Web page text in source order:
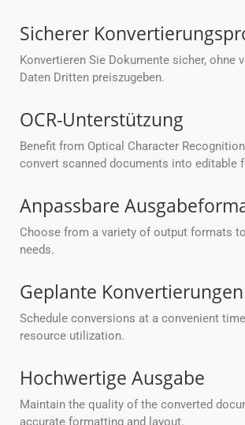
Sicherer
Konvertieren Sie Dokumente sicher, ohne
Daten Dritten preiszugeben.
OCR-Unterstützung
Benefit from Optical Character
convert scanned documents into editable
Anpassbare
Choose from a variety of output formats
needs.
Geplante Konvertierungen
Schedule conversions at a convenient
resource utilization.
Hochwertige Ausgabe
Maintain the quality of the converted
accurate formatting and layout.